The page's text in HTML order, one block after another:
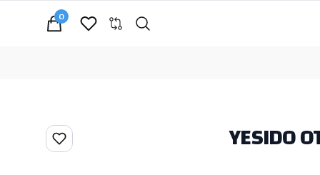
Search
0
view bag